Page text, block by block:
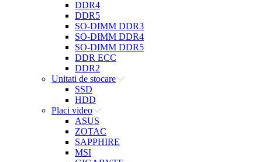
DDR4
DDR5
SO-DIMM DDR3
SO-DIMM DDR4
SO-DIMM DDR5
DDR ECC
DDR2
Unitati de stocare
SSD
HDD
Placi video
ASUS
ZOTAC
SAPPHIRE
MSI